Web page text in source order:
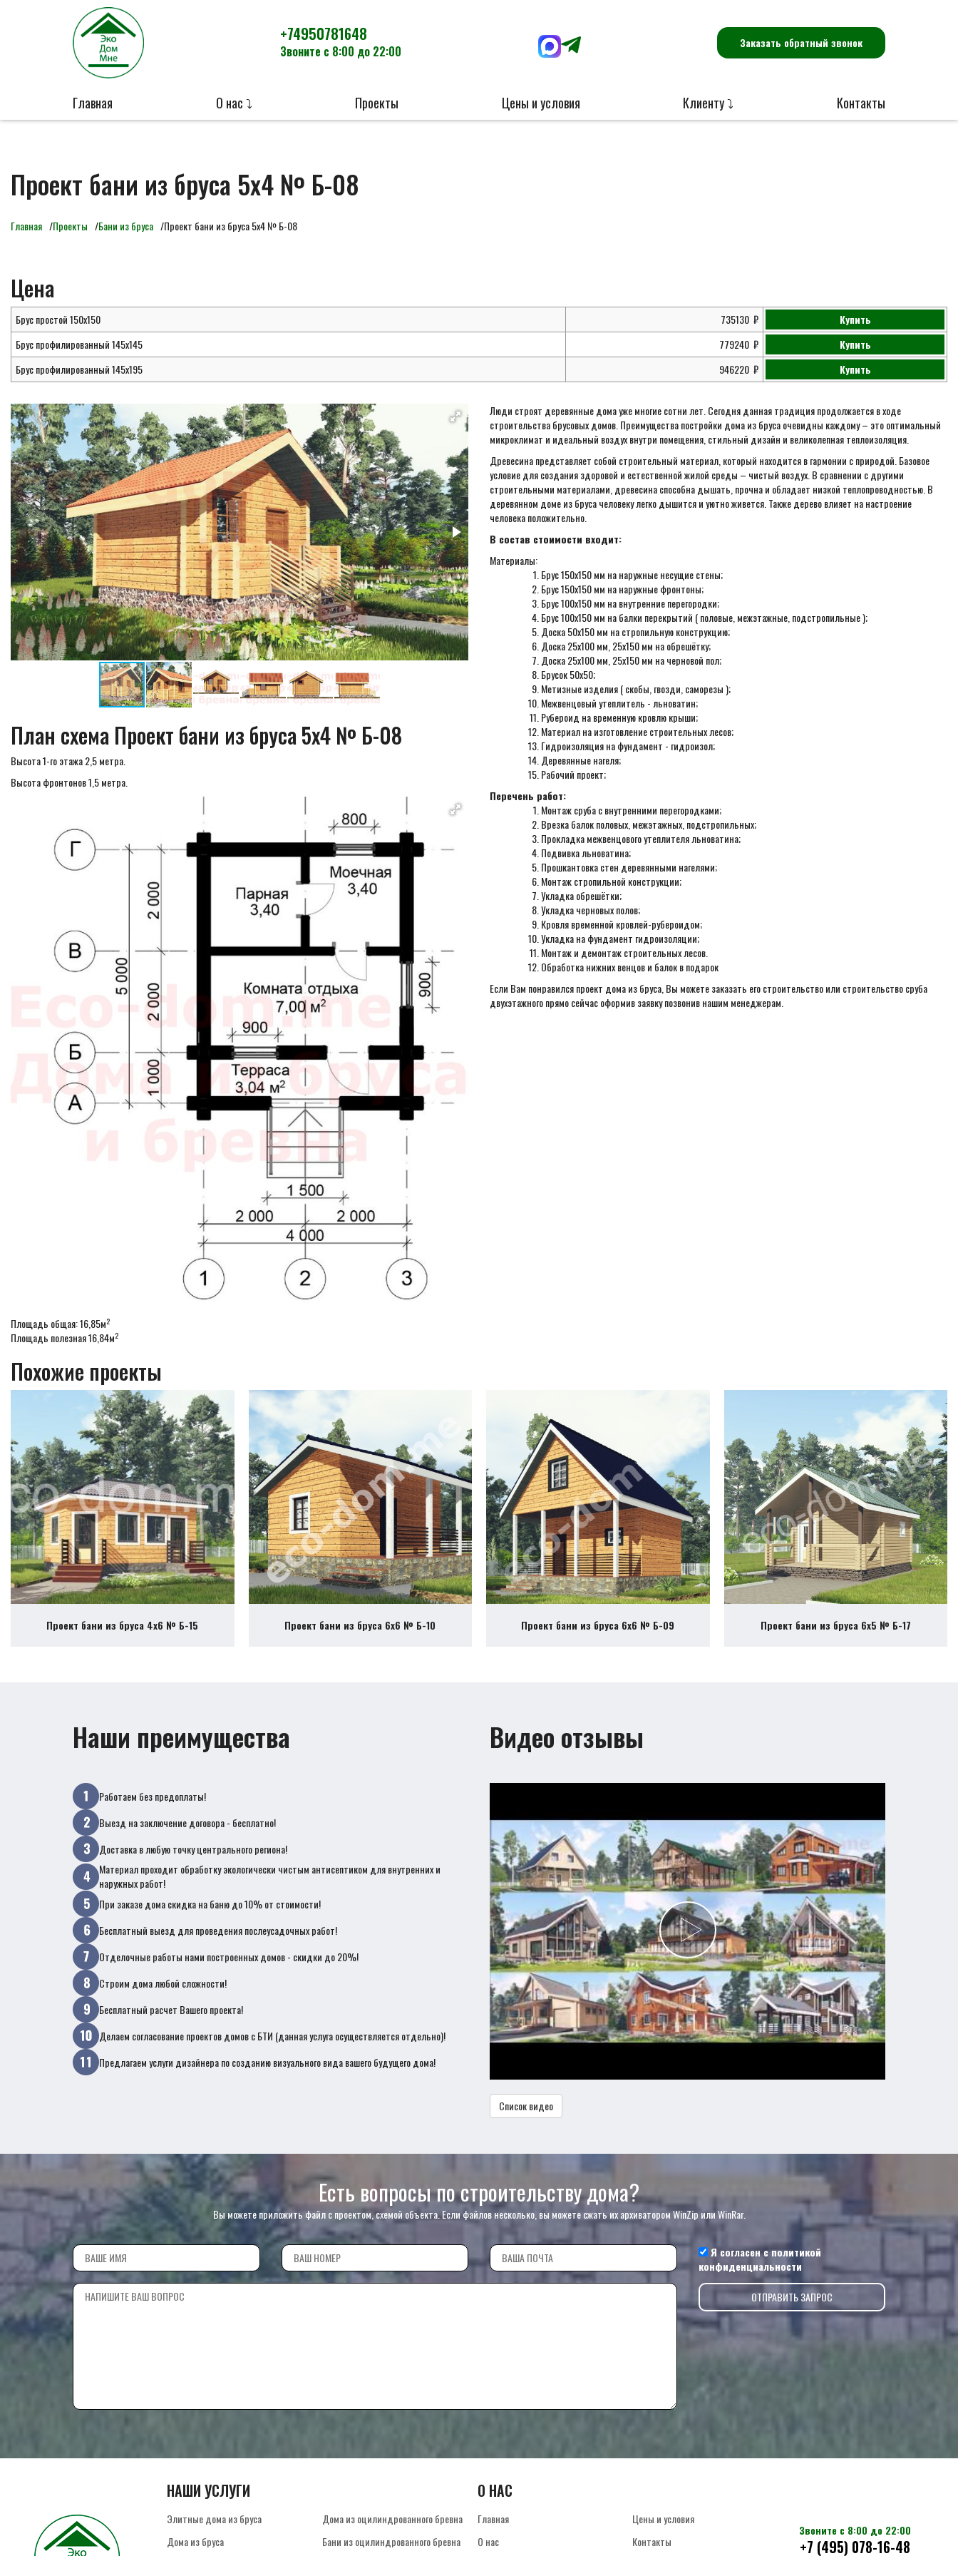
+74950781648
Звоните с 8:00 до 22:00
Заказать обратный звонок
Главная О нас ⤵ Проекты Цены и условия Клиенту ⤵ Контакты
Проект бани из бруса 5х4 № Б-08
Главная Проекты Бани из бруса Проект бани из бруса 5х4 № Б-08
Цена
Брус простой 150х150 735130
Купить
Брус профилированный 145х145
779240
Купить
Брус профилированный 145х195
946220 Купить
План схема Проект бани из бруса 5х4 № Б-08
Высота 1-го этажа 2,5 метра.
Высота фронтонов 1,5 метра.
Люди строят деревянные дома уже многие сотни лет. Сегодня данная традиция продолжается в ходе
строительства брусовых домов. Преимущества постройки дома из бруса очевидны каждому – это оптимальный
микроклимат и идеальный воздух внутри помещения, стильный дизайн и великолепная теплоизоляция.
Древесина представляет собой строительный материал, который находится в гармонии с природой. Базовое
условие для создания здоровой и естественной жилой среды – чистый воздух. В сравнении с другими
строительными материалами, древесина способна дышать, прочна и обладает низкой теплопроводностью. В
деревянном доме из бруса человеку легко дышится и уютно живется. Также дерево влияет на настроение
человека положительно.
В состав стоимости входит:
Материалы:
Брус 150х150 мм на наружные несущие стены;
Брус 150х150 мм на наружные фронтоны;
Брус 100х150 мм на внутренние перегородки;
Брус 100х150 мм на балки перекрытий ( половые, межэтажные, подстропильные );
Доска 50х150 мм на стропильную конструкцию;
Доска 25х100 мм, 25х150 мм на обрешётку;
Доска 25х100 мм, 25х150 мм на черновой пол;
Брусок 50х50;
Метизные изделия ( скобы, гвозди, саморезы );
Межвенцовый утеплитель - льноватин;
Рубероид на временную кровлю крыши;
Материал на изготовление строительных лесов;
Гидроизоляция на фундамент - гидроизол;
Деревянные нагеля;
Рабочий проект;
Перечень работ:
Монтаж сруба с внутренними перегородками;
Врезка балок половых, межэтажных, подстропильных;
Прокладка межвенцового утеплителя льноватина;
Подвивка льноватина;
Прошкантовка стен деревянными нагелями;
Монтаж стропильной конструкции;
Укладка обрешётки;
Укладка черновых полов;
Кровля временной кровлей-рубероидом;
Укладка на фундамент гидроизоляции;
Монтаж и демонтаж строительных лесов.
Обработка нижних венцов и балок в подарок
Если Вам понравился проект дома из бруса, Вы можете заказать его строительство или строительство сруба
двухэтажного прямо сейчас оформив заявку позвонив нашим менеджерам.
Площадь общая: 16,85м2
Площадь полезная 16,84м2
Похожие проекты
Проект бани из бруса 4х6 № Б-15 Проект бани из бруса 6х6 № Б-10 Проект бани из бруса 6х6 № Б-09 Проект бани из бруса 6х5 № Б-17
Наши преимущества
Работаем без предоплаты!
Выезд на заключение договора - бесплатно!
Доставка в любую точку центрального региона!
Материал проходит обработку экологически чистым антисептиком для внутренних и
наружных работ!
При заказе дома скидка на баню до 10% от стоимости!
Бесплатный выезд для проведения послеусадочных работ!
Отделочные работы нами построенных домов - скидки до 20%!
Строим дома любой сложности!
Бесплатный расчет Вашего проекта!
Делаем согласование проектов домов с БТИ (данная услуга осуществляется отдельно)!
Предлагаем услуги дизайнера по созданию визуального вида вашего будущего дома!
Видео отзывы
Список видео
Есть вопросы по строительству дома?
Вы можете приложить файл с проектом, схемой объекта. Если файлов несколько, вы можете сжать их архиватором WinZip или WinRar.
Я согласен сполитикой
конфиденциальности
НАШИ УСЛУГИ
Элитные дома из бруса
Дома из бруса
Дома из оцилиндрованного бревна
Бани из оцилиндрованного бревна
О НАС
Главная
О нас
Цены и условия
Контакты
Звоните с 8:00 до 22:00
+7 (495) 078-16-48